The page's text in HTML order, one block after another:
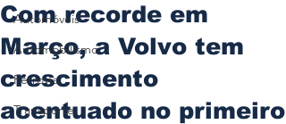
Automóveis
Automobilismo
Ferrovia
Transporte
Com recorde em
Março, a Volvo tem
crescimento
acentuado no primeiro